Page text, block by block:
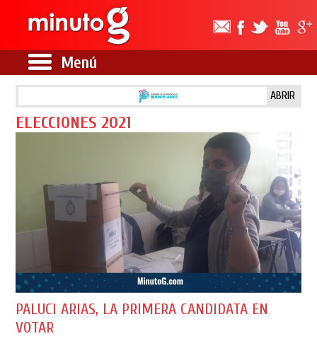
Menú
ABRIR
ELECCIONES 2021
PALUCI ARIAS, LA PRIMERA CANDIDATA EN
VOTAR